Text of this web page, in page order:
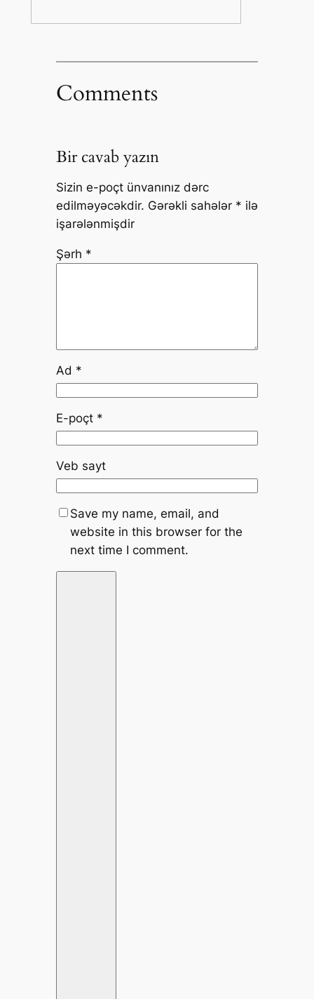
Comments
Bir cavab yazın
Sizin e-poçt ünvanınız dərc
edilməyəcəkdir. Gərəkli sahələr * ilə
işarələnmişdir
Şərh *
Ad *
E-poçt *
Veb sayt
Save my name, email, and
website in this browser for the
next time I comment.